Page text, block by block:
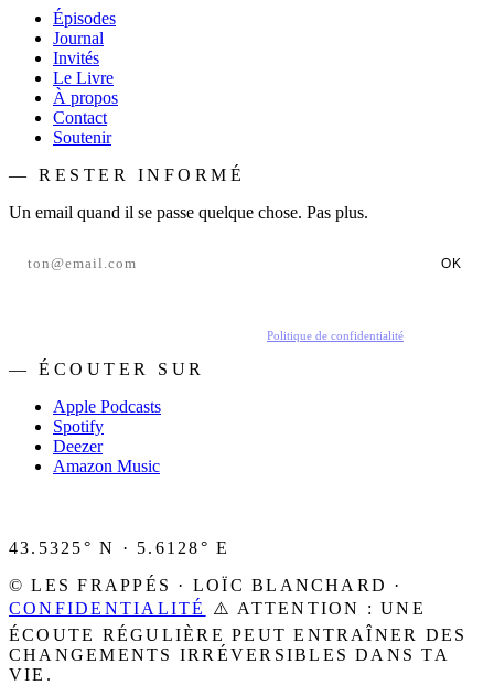
Épisodes
Journal
Invités
Le Livre
À propos
Contact
Soutenir
— RESTER INFORMÉ
Un email quand il se passe quelque chose. Pas plus.
OK
Politique de confidentialité
— ÉCOUTER SUR
Apple Podcasts
Spotify
Deezer
Amazon Music
43.5325° N · 5.6128° E
© LES FRAPPÉS · LOÏC BLANCHARD ·
CONFIDENTIALITÉ
⚠️ ATTENTION : UNE
ÉCOUTE RÉGULIÈRE PEUT ENTRAÎNER DES
CHANGEMENTS IRRÉVERSIBLES DANS TA
VIE.